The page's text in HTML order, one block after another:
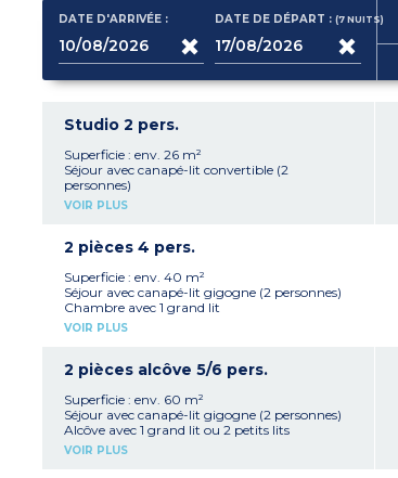
DATE D'ARRIVÉE : DATE DE DÉPART :(7NUITS)
Studio 2 pers.
Superficie : env. 26 m²
Séjour avec canapé-lit convertible (2
personnes)
Kitchenette équipée (réfrigérateur top, plaque
Balcon avec mobilier
Climatisation
VOIR PLUS
2 pièces 4 pers.
Superficie : env. 40 m²
Séjour avec canapé-lit gigogne (2 personnes)
Chambre avec 1 grand lit
Kitchenette équipée (réfrigérateur top, plaque
Salle de bains avec baignoire, sèche-cheveux
WC séparé
Terrasse ou balcon avec mobilier
Climatisation
VOIR PLUS
2 pièces alcôve 5/6 pers.
Superficie : env. 60 m²
Séjour avec canapé-lit gigogne (2 personnes)
Alcôve avec 1 grand lit ou 2 petits lits
Chambre avec 1 grand lit
VOIR PLUS